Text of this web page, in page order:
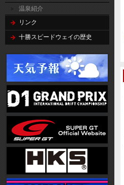
温泉紹介
リンク
十勝スピードウェイの歴史